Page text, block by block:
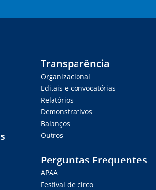
Transparência
Organizacional
Editais e convocatórias
Relatórios
Demonstrativos
Balanços
Outros
Perguntas Frequentes
APAA
Festival de circo